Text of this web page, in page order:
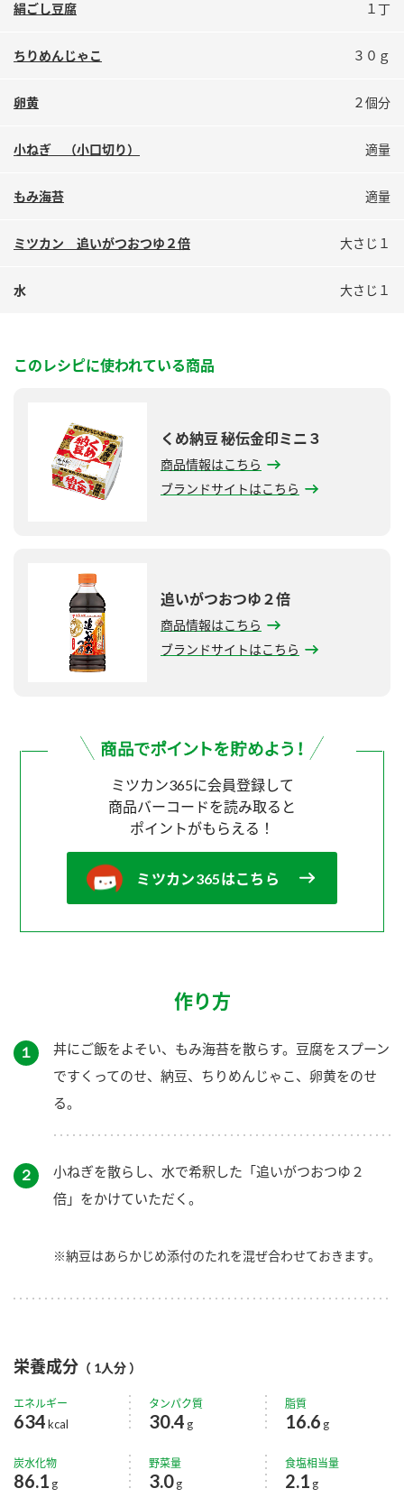
絹ごし豆腐 １丁
ちりめんじゃこ ３０ｇ
卵黄 ２個分
小ねぎ （小口切り） 適量
もみ海苔 適量
ミツカン 追いがつおつゆ２倍 大さじ１
水 大さじ１
このレシピに使われている商品
くめ納豆 秘伝金印ミニ３
商品情報はこちら
ブランドサイトはこちら
追いがつおつゆ２倍
商品情報はこちら
ブランドサイトはこちら
ミツカン365に会員登録して
商品バーコードを読み取ると
ポイントがもらえる！
ミツカン365はこちら
作り方
１
丼にご飯をよそい、もみ海苔を散らす。豆腐をスプーン
ですくってのせ、納豆、ちりめんじゃこ、卵黄をのせ
る。
２
小ねぎを散らし、水で希釈した「追いがつおつゆ２
倍」をかけていただく。
※納豆はあらかじめ添付のたれを混ぜ合わせておきます。
栄養成分 （ 1人分 ）
エネルギー
634kcal
タンパク質
30.4 g
脂質
16.6 g
炭水化物
86.1 g
野菜量
3.0g
食塩相当量
2.1 g